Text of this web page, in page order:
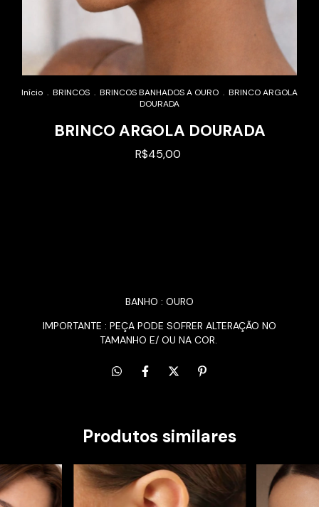
Início . BRINCOS . BRINCOS BANHADOS A OURO . BRINCO ARGOLA
DOURADA
BRINCO ARGOLA DOURADA
R$45,00
BANHO : OURO
IMPORTANTE : PEÇA PODE SOFRER ALTERAÇÃO NO
TAMANHO E/ OU NA COR.
Produtos similares